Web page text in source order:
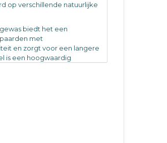
op verschillende natuurlijke
biedt het een
met
en zorgt voor een langere
is een hoogwaardig